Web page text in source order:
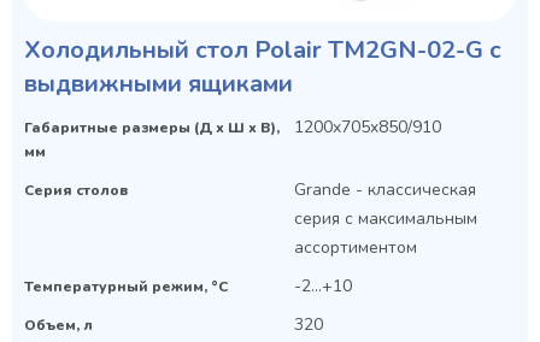
Холодильный стол Polair TM2GN-02-G с
выдвижными ящиками
Габаритные размеры (Д х Ш х В),
мм
1200x705x850/910
Серия столов
Grande - классическая
серия с максимальным
ассортиментом
Температурный режим, °C -2...+10
Объем, л 320